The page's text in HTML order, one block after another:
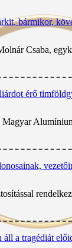
bármikor,
Csaba,
érő
áll a tragédiát